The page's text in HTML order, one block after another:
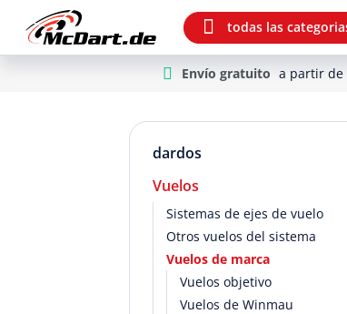
Hauptinhalt springen
Ir a la navegación principal
todas las
Envío gratuito a partir de
dardos
Vuelos
Sistemas de ejes de vuelo
Otros vuelos del sistema
Vuelos de marca
Vuelos objetivo
Vuelos de Winmau